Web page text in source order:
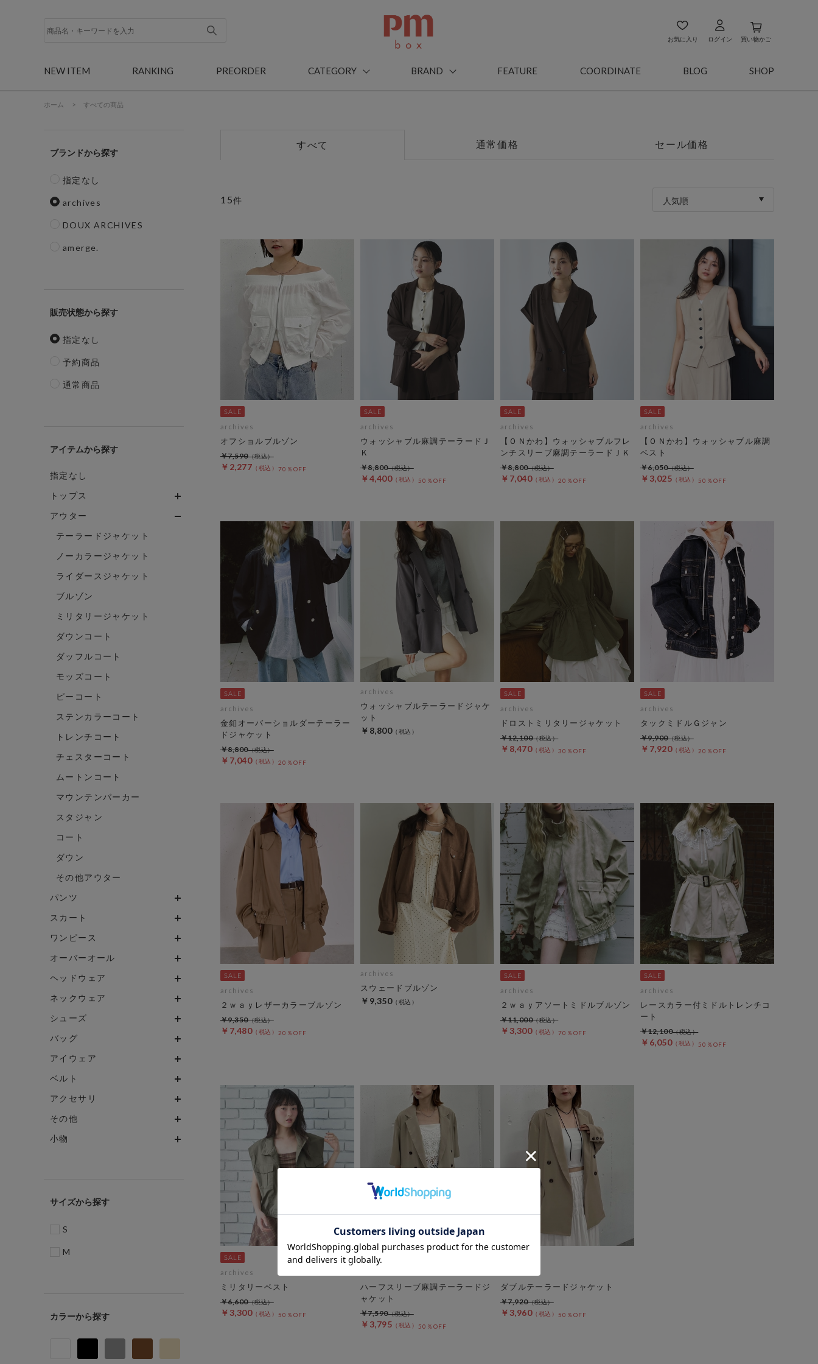
お気に入り ログイン 買い物かご
NEW ITEM RANKING PREORDER CATEGORY BRAND FEATURE COORDINATE BLOG SHOP
ホーム > すべての商品
ブランド
指定なし
archives
DOUX ARCHIVES
amerge.
販売状態
指定なし
予約商品
通常商品
アイテム
指定なし
トップス
アウター
テーラードジャケット
ノーカラージャケット
ライダースジャケット
ブルゾン
ミリタリージャケット
ダウンコート
ダッフルコート
モッズコート
ピーコート
ステンカラーコート
トレンチコート
チェスターコート
ムートンコート
マウンテンパーカー
スタジャン
コート
ダウン
その他アウター
パンツ
スカート
ワンピース
オーバーオール
ヘッドウェア
ネックウェア
シューズ
バッグ
アイウェア
ベルト
アクセサリ
その他
小物
サイズ
S
M
カラー
すべて 通常価格 セール価格
15件 人気順
archives
オフショルブルゾン
￥2,277 70％OFF
￥7,590
archives
ウォッシャブル麻調テーラードＪ
Ｋ
￥4,400 50％OFF
￥8,800
archives
【ＯＮかわ】ウォッシャブルフレ
ンチスリーブ麻調テーラードＪＫ
￥7,040 20％OFF
￥8,800
archives
【ＯＮかわ】ウォッシャブル麻調
ベスト
￥3,025 50％OFF
￥6,050
archives
金釦オーバーショルダーテーラー
ドジャケット
￥7,040 20％OFF
￥8,800
archives
ウォッシャブルテーラードジャケ
ット
￥8,800
archives
ドロストミリタリージャケット
￥8,470 30％OFF
￥12,100
archives
タックミドルＧジャン
￥7,920 20％OFF
￥9,900
archives
２ｗａｙレザーカラーブルゾン
￥7,480 20％OFF
￥9,350
archives
スウェードブルゾン
￥9,350
archives
２ｗａｙアソートミドルブルゾン
￥3,300 70％OFF
￥11,000
archives
レースカラー付ミドルトレンチコ
ート
￥6,050 50％OFF
￥12,100
archives
ミリタリーベスト
￥3,300 50％OFF
￥6,600
ハーフスリーブ麻調テーラードジ
ャケット
￥3,795 50％OFF
￥7,590
ダブルテーラードジャケット
￥3,960 50％OFF
￥7,920